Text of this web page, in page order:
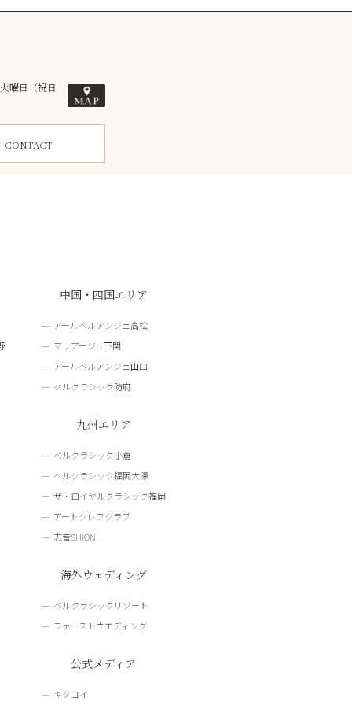
曜日（祝日
CONTACT
中国・四国エリア
アールベルアンジェ高松
マリアージュ下関
アールベルアンジェ山口
ベルクラシック防府
九州エリア
ベルクラシック小倉
ベルクラシック福岡大濠
ザ・ロイヤルクラシック福岡
アートクレフクラブ
志音SHION
海外ウェディング
ベルクラシックリゾート
ファーストウエディング
公式メディア
キタコイ